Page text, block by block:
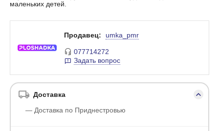
маленьких детей.
Продавец: umka_pmr
077714272
Задать вопрос
Доставка
— Доставка по Приднестровью